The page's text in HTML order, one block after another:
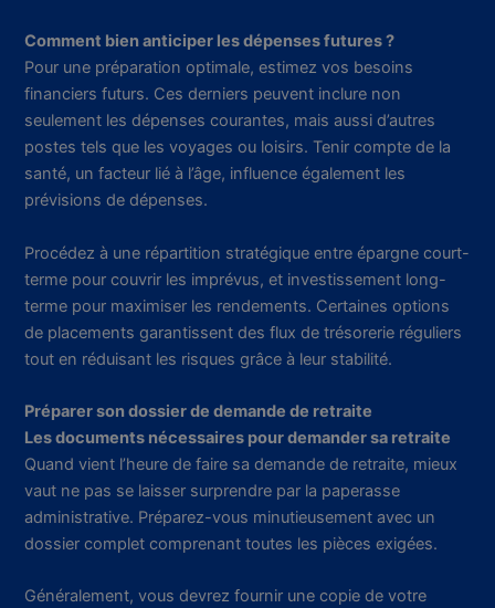
Comment bien anticiper les dépenses futures ?
Pour une préparation optimale, estimez vos besoins
financiers futurs. Ces derniers peuvent inclure non
seulement les dépenses courantes, mais aussi d’autres
postes tels que les voyages ou loisirs. Tenir compte de la
santé, un facteur lié à l’âge, influence également les
prévisions de dépenses.
Procédez à une répartition stratégique entre épargne court-
terme pour couvrir les imprévus, et investissement long-
terme pour maximiser les rendements. Certaines options
de placements garantissent des flux de trésorerie réguliers
tout en réduisant les risques grâce à leur stabilité.
Préparer son dossier de demande de retraite
Les documents nécessaires pour demander sa retraite
Quand vient l’heure de faire sa demande de retraite, mieux
vaut ne pas se laisser surprendre par la paperasse
administrative. Préparez-vous minutieusement avec un
dossier complet comprenant toutes les pièces exigées.
Généralement, vous devrez fournir une copie de votre